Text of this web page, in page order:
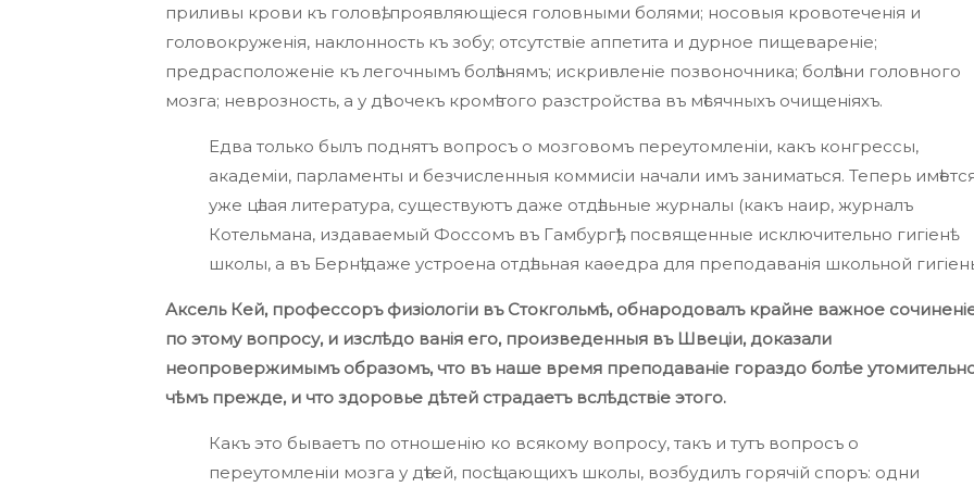
приливы крови къ головѣ, проявляющіеся головными болями; носовыя кровотеченія и
головокруженія, наклонность къ зобу; отсутствіе аппетита и дурное пищевареніе;
предрасположеніе къ легочнымъ болѣзнямъ; искривленіе позвоночника; болѣзни головного
мозга; неврозность, а у дѣвочекъ кромѣ того разстройства въ мѣсячныхъ очищеніяхъ.
Едва только былъ поднятъ вопросъ о мозговомъ переутомленіи, какъ конгрессы,
академіи, парламенты и безчисленныя коммисіи начали имъ заниматься. Теперь
уже цѣлая литература, существуютъ даже отдѣльные журналы (какъ наир, журналъ
Котельмана, издаваемый Фоссомъ въ Гамбургѣ), посвященные исключительно гигіенѣ
школы, а въ Бернѣ даже устроена отдѣльная каѳедра для преподаванія школьной
Аксель Кей, профессоръ физіологіи въ Стокгольмѣ, обнародовалъ крайне важное
по этому вопросу, и изслѣдо ванія его, произведенныя въ Швеціи, доказали
неопровержимымъ образомъ, что въ наше время преподаваніе гораздо болѣе
чѣмъ прежде, и что здоровье дѣтей страдаетъ вслѣдствіе этого.
Какъ это бываетъ по отношенію ко всякому вопросу, такъ и тутъ вопросъ о
переутомленіи мозга у дѣтей, посѣщающихъ школы, возбудилъ горячій споръ: одни